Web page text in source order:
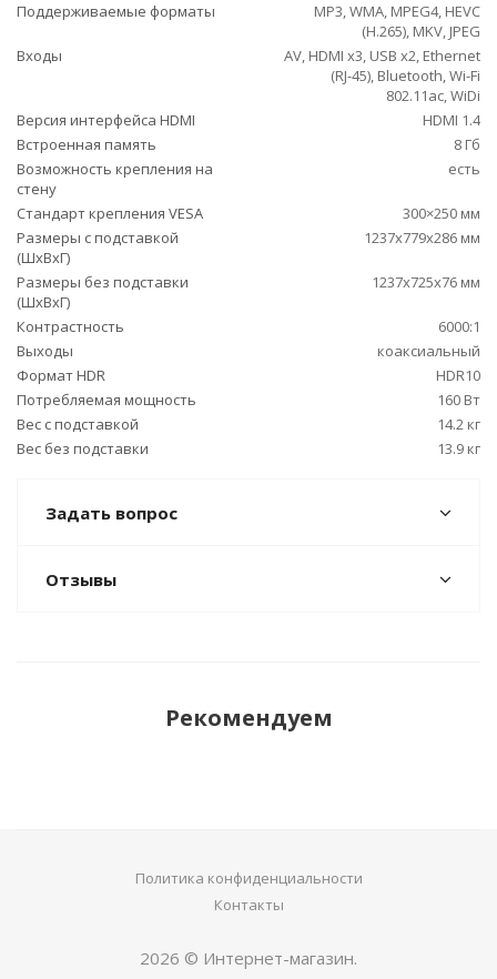
Поддерживаемые форматы
MP3, WMA, MPEG4, HEVC
(H.265), MKV, JPEG
Входы
AV, HDMI x3, USB x2, Ethernet
(RJ-45), Bluetooth, Wi-Fi
802.11ac, WiDi
Версия интерфейса HDMI
HDMI 1.4
Встроенная память
8 Гб
Возможность крепления на
стену
есть
Стандарт крепления VESA
300×250 мм
Размеры с подставкой
(ШxВxГ)
1237x779x286 мм
Размеры без подставки
(ШxВxГ)
1237x725x76 мм
Контрастность
6000:1
Выходы
коаксиальный
Формат HDR
HDR10
Потребляемая мощность
160 Вт
Вес с подставкой
14.2 кг
Вес без подставки
13.9 кг
Задать вопрос
Отзывы
Рекомендуем
Политика конфиденциальности
Контакты
2026 © Интернет-магазин.